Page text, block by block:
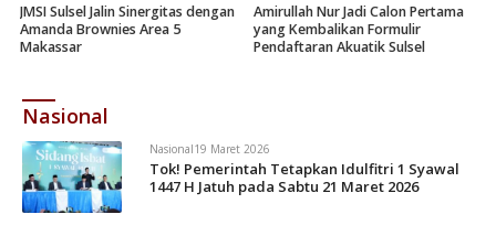
JMSI Sulsel Jalin Sinergitas dengan
Amanda Brownies Area 5
Makassar
Amirullah Nur Jadi Calon Pertama
yang Kembalikan Formulir
Pendaftaran Akuatik Sulsel
Nasional
Nasional19 Maret 2026
Tok! Pemerintah Tetapkan Idulfitri 1 Syawal
1447 H Jatuh pada Sabtu 21 Maret 2026